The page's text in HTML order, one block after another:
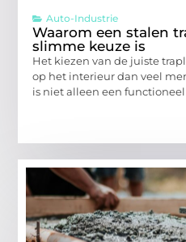
Auto-Industrie
Waarom een stalen
slimme keuze is
Het kiezen van de juiste
op het interieur dan veel
is niet alleen een